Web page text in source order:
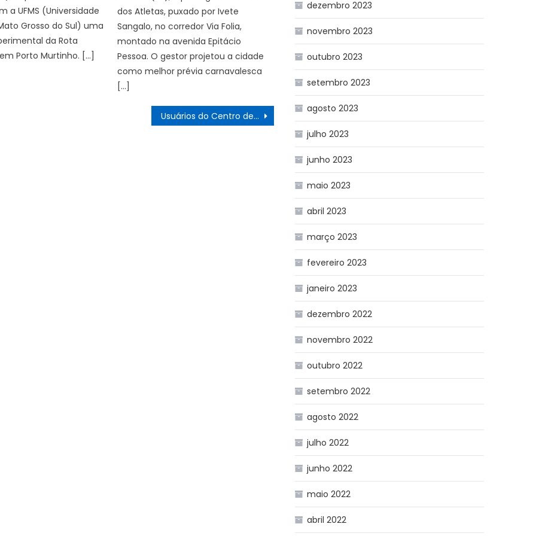
a UFMS (Universidade
Grosso do Sul) uma
da Rota
Porto Murtinho. […]
dos Atletas, puxado por Ivete
Sangalo, no corredor Via Folia,
montado na avenida Epitácio
Pessoa. O gestor projetou a cidade
como melhor prévia carnavalesca
[…]
Usuários do Centro de Referência Municipal da Pessoa Idosa faz homenagem às mães
dezembro 2023
novembro 2023
outubro 2023
setembro 2023
agosto 2023
julho 2023
junho 2023
maio 2023
abril 2023
março 2023
fevereiro 2023
janeiro 2023
dezembro 2022
novembro 2022
outubro 2022
setembro 2022
agosto 2022
julho 2022
junho 2022
maio 2022
abril 2022